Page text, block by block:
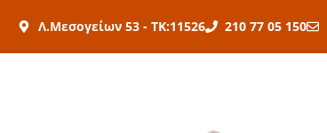
στο
Λ.Μεσογείων 53 - ΤΚ:11526 210 77 05 150